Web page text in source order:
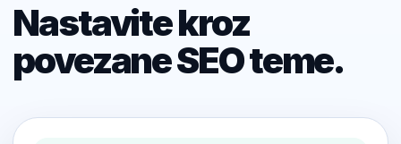
Nastavite kroz
povezane SEO teme.